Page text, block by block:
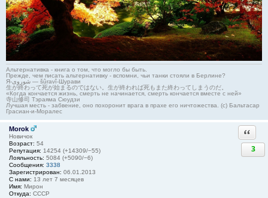
Альтернативка - книга о том, что могло бы быть.
Прежде, чем писать альтернативку - вспомни, чьи танки стояли в Берлине?
Я-شوروی — šûravî-Шурави
生が終わって死が始まるのではない。生が終われば死もまた終わってしまうのだ。
«Когда кончается жизнь, смерть не начинается, смерть кончается вместе с ней»
寺山修司 Тэраяма Сюудзи
Лучшая месть - забвение, оно похоронит врага в прахе его ничтожества. (с) Бальтасар
Грасиан-и-Моралес
Morok
Новичок
Возраст: 54
Репутация: 14254 (+14309/−55)
Лояльность: 5084 (+5090/−6)
Сообщения: 3338
Зарегистрирован: 06.01.2013
С нами: 13 лет 7 месяцев
Имя: Мирон
Откуда: СССР
3